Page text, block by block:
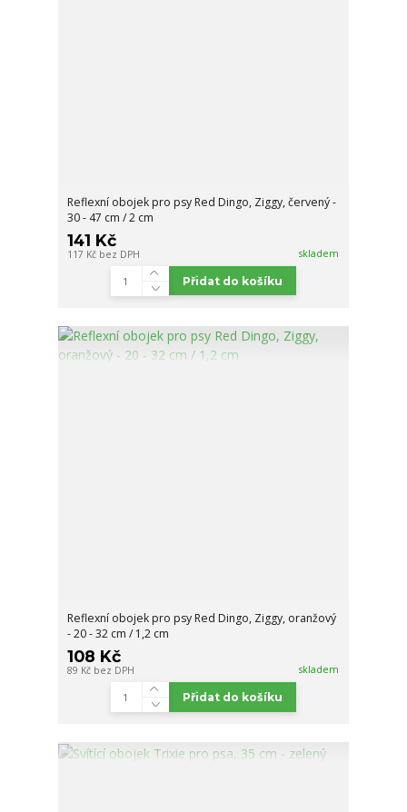
Reflexní obojek pro psy Red Dingo, Ziggy, červený -
30 - 47 cm / 2 cm
141 Kč
117 Kč bez DPH skladem
Přidat do košíku
Reflexní obojek pro psy Red Dingo, Ziggy, oranžový
- 20 - 32 cm / 1,2 cm
108 Kč
89 Kč bez DPH skladem
Přidat do košíku